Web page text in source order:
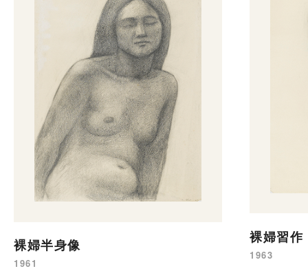
裸婦半身像
1961
裸婦習作
1963